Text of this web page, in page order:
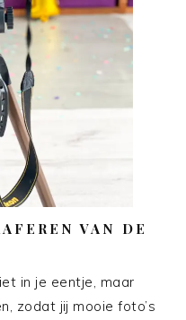
VAN DE
in je eentje, maar
zodat jij mooie foto’s